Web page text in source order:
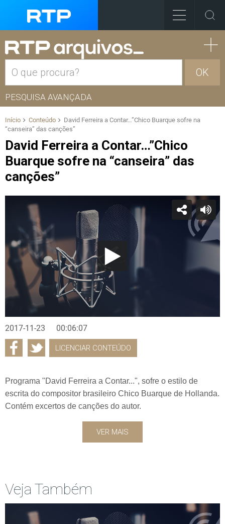
OK
PESQUISA AVANÇADA
Início Conteúdo
David Ferreira a Contar…”Chico Buarque sofre na
“canseira” das canções”
David Ferreira a Contar…”Chico
Buarque sofre na “canseira” das
canções”
2017-11-23 00:06:07
LICENCIAR CONTEÚDO
Programa "David Ferreira a Contar...", sofre o estilo de
escrita do compositor brasileiro Chico Buarque de Hollanda.
Contém excertos de canções do autor.
VER MAIS
Veja Também